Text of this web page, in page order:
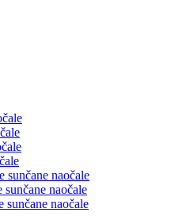
sunčane naočale
naočale
sunčane naočale